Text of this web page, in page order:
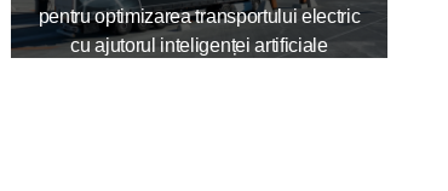
pentru optimizarea transportului electric
cu ajutorul inteligenței artificiale